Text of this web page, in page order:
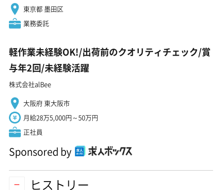
東京都 墨田区
業務委託
軽作業未経験OK!/出荷前のクオリティチェック/賞
与年2回/未経験活躍
株式会社alBee
大阪府 東大阪市
月給28万5,000円～50万円
正社員
Sponsored by
ヒストリー